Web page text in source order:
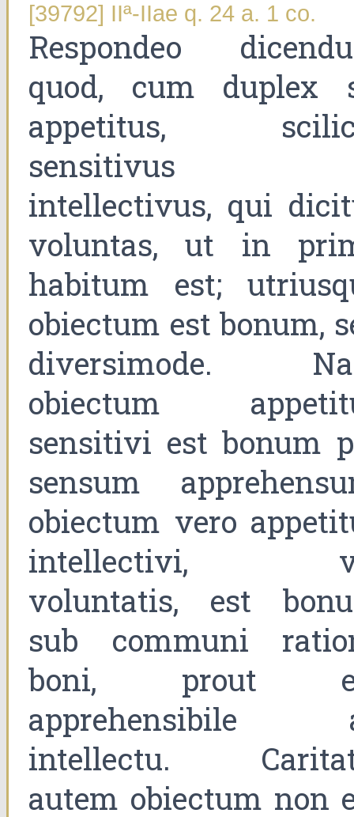
[39792] IIª-IIae q. 24 a. 1 co.
Respondeo
quod, cum duplex
appetitus,
sensitivus
intellectivus, qui
voluntas, ut in
habitum est;
obiectum est bonum,
diversimode.
obiectum
sensitivi est bonum
sensum
obiectum vero
intellectivi,
voluntatis, est
sub communi
boni, prout
apprehensibile
intellectu.
autem obiectum non